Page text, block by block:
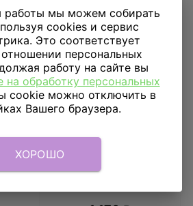
0
Шар фигура цифра 9
работы мы можем собирать
cookies и сервис
Это соответствует
персональных
работу на сайте вы
на обработку персональных
cookie можно отключить в
Вашего браузера.
ХОРОШО